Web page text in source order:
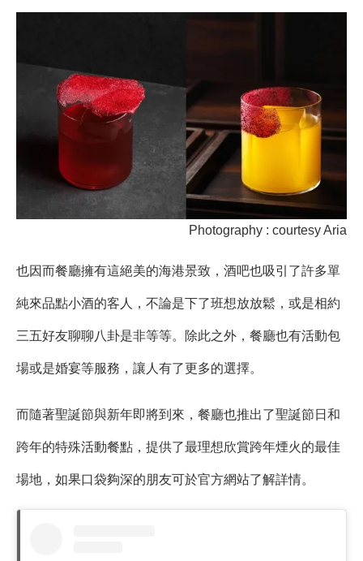
Photography : courtesy Aria
也因而餐廳擁有這絕美的海港景致，酒吧也吸引了許多單
純來品點小酒的客人，不論是下了班想放放鬆，或是相約
三五好友聊聊八卦是非等等。除此之外，餐廳也有活動包
場或是婚宴等服務，讓人有了更多的選擇。
而隨著聖誕節與新年即將到來，餐廳也推出了聖誕節日和
跨年的特殊活動餐點，提供了最理想欣賞跨年煙火的最佳
場地，如果口袋夠深的朋友可於官方網站了解詳情。